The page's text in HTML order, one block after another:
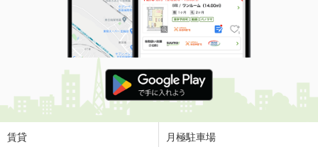
専有面積 23.18m²
間取り
1K
北海道札幌市南区澄川五条３丁目
価 格
4.90万円
住 所
北海道札幌市南区澄川五条３丁目
専有面積
賃貸 月極駐車場